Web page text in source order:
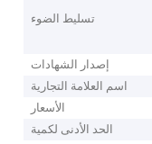
تسليط الضوء
إصدار الشهادات
اسم العلامة التجارية
الأسعار
الحد الأدنى لكمية